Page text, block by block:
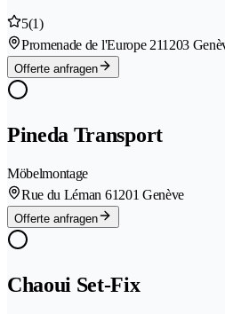
5(1)
Promenade de l'Europe 211203
Offerte anfragen
Pineda Transport
Möbelmontage
Rue du Léman 61201 Genève
Offerte anfragen
Chaoui Set-Fix